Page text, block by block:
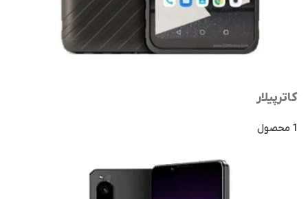
کاترپیلار
1 محصول